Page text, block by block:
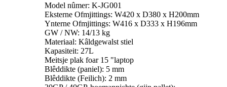
Model nûmer: K-JG001
Eksterne Ofmjittings: W420 x D380 x H200mm
Ynterne Ofmjittings: W416 x D333 x H196mm
GW / NW: 14/13 kg
Materiaal: Kâldgewalst stiel
Kapasiteit: 27L
Meitsje plak foar 15 "laptop
Blêddikte (paniel): 5 mm
Blêddikte (Feilich): 2 mm